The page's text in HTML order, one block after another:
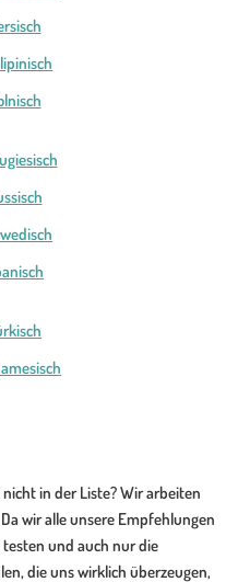
in der Liste? Wir arbeiten
wir alle unsere Empfehlungen
und auch nur die
die uns wirklich überzeugen,